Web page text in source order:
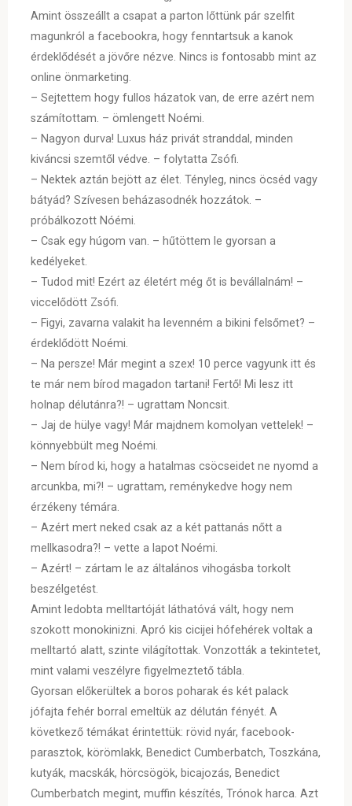
Amint összeállt a csapat a parton lőttünk pár szelfit
magunkról a facebookra, hogy fenntartsuk a kanok
érdeklődését a jövőre nézve. Nincs is fontosabb mint az
online önmarketing.
– Sejtettem hogy fullos házatok van, de erre azért nem
számítottam. – ömlengett Noémi.
– Nagyon durva! Luxus ház privát stranddal, minden
kiváncsi szemtől védve. – folytatta Zsófi.
– Nektek aztán bejött az élet. Tényleg, nincs öcséd vagy
bátyád? Szívesen beházasodnék hozzátok. –
próbálkozott Nóémi.
– Csak egy húgom van. – hűtöttem le gyorsan a
kedélyeket.
– Tudod mit! Ezért az életért még őt is bevállalnám! –
viccelődött Zsófi.
– Figyi, zavarna valakit ha levenném a bikini felsőmet? –
érdeklődött Noémi.
– Na persze! Már megint a szex! 10 perce vagyunk itt és
te már nem bírod magadon tartani! Fertő! Mi lesz itt
holnap délutánra?! – ugrattam Noncsit.
– Jaj de hülye vagy! Már majdnem komolyan vettelek! –
könnyebbült meg Noémi.
– Nem bírod ki, hogy a hatalmas csöcseidet ne nyomd a
arcunkba, mi?! – ugrattam, reménykedve hogy nem
érzékeny témára.
– Azért mert neked csak az a két pattanás nőtt a
mellkasodra?! – vette a lapot Noémi.
– Azért! – zártam le az általános vihogásba torkolt
beszélgetést.
Amint ledobta melltartóját láthatóvá vált, hogy nem
szokott monokinizni. Apró kis cicijei hófehérek voltak a
melltartó alatt, szinte világítottak. Vonzották a tekintetet,
mint valami veszélyre figyelmeztető tábla.
Gyorsan előkerültek a boros poharak és két palack
jófajta fehér borral emeltük az délután fényét. A
következő témákat érintettük: rövid nyár, facebook-
parasztok, körömlakk, Benedict Cumberbatch, Toszkána,
kutyák, macskák, hörcsögök, bicajozás, Benedict
Cumberbatch megint, muffin készítés, Trónok harca. Azt